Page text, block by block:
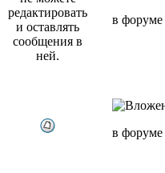
в форуме
в форуме